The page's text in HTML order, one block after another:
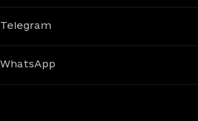
Telegram
WhatsApp